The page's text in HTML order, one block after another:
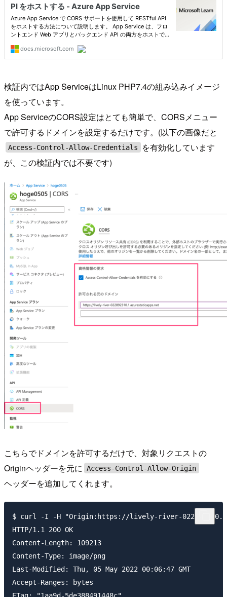
検証内ではApp ServiceはLinux PHP7.4の組み込みイメージ
を使っています。
App ServiceのCORS設定はとても簡単で、CORSメニュー
で許可するドメインを設定するだけです。(以下の画像だと
Access-Control-Allow-Credentials
を有効化しています
が、この検証内では不要です)
こちらでドメインを許可するだけで、対象リクエストの
Originヘッダーを元に Access-Control-Allow-Origin
ヘッダーを追加してくれます。
$ curl -I -H "Origin:https://lively-river-
HTTP/1.1 200 OK
Content-Length: 109213
Content-Type: image/png
Last-Modified: Thu, 05 May 2022 00:06:47 GMT
Accept-Ranges: bytes
ETag: "1aa9d-5de388491448c"